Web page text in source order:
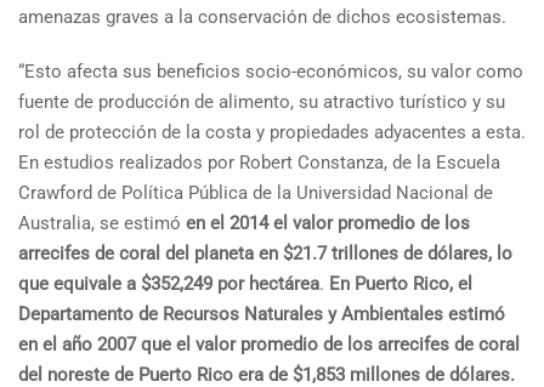
amenazas graves a la conservación de dichos ecosistemas.
“Esto afecta sus beneficios socio-económicos, su valor como
fuente de producción de alimento, su atractivo turístico y su
rol de protección de la costa y propiedades adyacentes a esta.
En estudios realizados por Robert Constanza, de la Escuela
Crawford de Política Pública de la Universidad Nacional de
Australia, se estimó en el 2014 el valor promedio de los
arrecifes de coral del planeta en $21.7 trillones de dólares, lo
que equivale a $352,249 por hectárea. En Puerto Rico, el
Departamento de Recursos Naturales y Ambientales estimó
en el año 2007 que el valor promedio de los arrecifes de coral
del noreste de Puerto Rico era de $1,853 millones de dólares.